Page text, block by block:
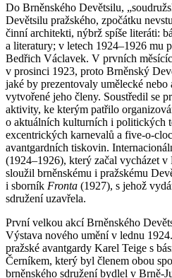
Do Brněnského Devětsilu,
Devětsilu pražského, zpočátku
činní architekti, nýbrž spíše literáti:
a literatury; v letech 1924–1926 mu
Bedřich Václavek. V prvních
v prosinci 1923, proto Brněnský
jaké by prezentovaly umělecké
vytvořené jeho členy. Soustředil se
aktivity, ke kterým patřilo
o aktuálních kulturních i politických
excentrických karnevalů a five-o-
avantgardních tiskovin.
(1924–1926), který začal vycházet
sloužil brněnskému i pražskému
i sborník Fronta (1927), s jehož
sdružení uzavřela.
První velkou akcí Brněnského
Výstava nového umění v lednu
pražské avantgardy Karel Teige s
Černíkem, který byl členem obou
brněnského sdružení bydlel v Brně-